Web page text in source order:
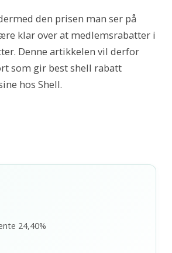
den prisen man ser på
klar over at medlemsrabatter i
Denne artikkelen vil derfor
som gir best shell rabatt
hos Shell.
24,40%